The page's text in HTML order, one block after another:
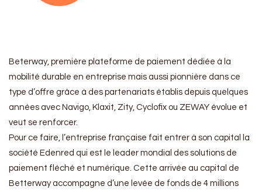
Beterway, première plateforme de paiement dédiée à la
mobilité durable en entreprise mais aussi pionnière dans ce
type d’offre grâce à des partenariats établis depuis quelques
années avec Navigo, Klaxit, Zity, Cyclofix ou ZEWAY évolue et
veut se renforcer.
Pour ce faire, l’entreprise française fait entrer à son capital la
société Edenred qui est le leader mondial des solutions de
paiement fléché et numérique. Cette arrivée au capital de
Betterway accompagne d’une levée de fonds de 4 millions